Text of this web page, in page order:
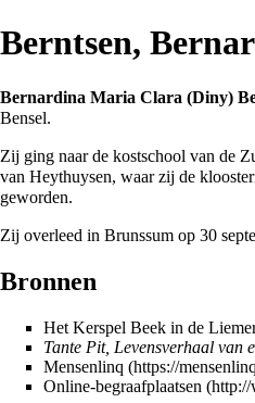
Berntsen,
Bernardina Maria Clara (Diny)
Bensel.
Zij ging naar de kostschool van de
van Heythuysen, waar zij de
geworden.
Zij overleed in Brunssum op 30
Bronnen
Het Kerspel Beek in de
Tante Pit, Levensverhaal van
Mensenlinq
Online-begraafplaatsen